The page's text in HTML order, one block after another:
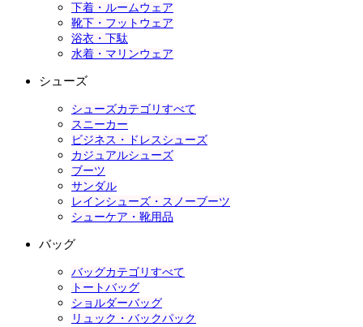
下着・ルームウェア
靴下・フットウェア
浴衣・下駄
水着・マリンウェア
シューズ
シューズカテゴリすべて
スニーカー
ビジネス・ドレスシューズ
カジュアルシューズ
ブーツ
サンダル
レインシューズ・スノーブーツ
シューケア・靴用品
バッグ
バッグカテゴリすべて
トートバッグ
ショルダーバッグ
リュック・バックパック